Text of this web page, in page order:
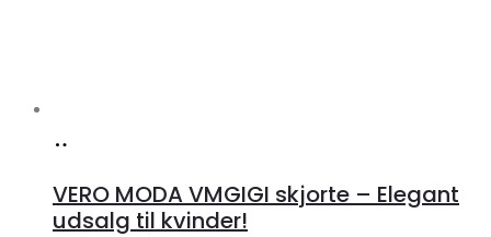
Klædeskabet.dk
VERO MODA VMGIGI skjorte – Elegant
udsalg til kvinder!